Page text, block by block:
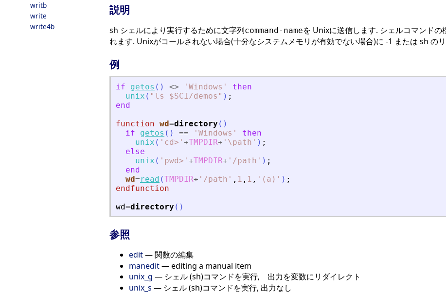
writb
write
write4b
説明
sh シェルにより実行するために文字列command-nameを Unixに送信します. シェルコマンド
れます. Unixがコールされない場合(十分なシステムメモリが有効でない場合)に -1 または sh の
例
if getos ( ) <> ' Windows '
then
unix ( " ls $SCI/demos " ) ;
end
function wd=directory ( )
if
getos ( ) == ' Windows '
then
unix ( ' cd> ' +TMPDIR+ ' \path ' ) ;
else
unix ( ' pwd> ' +TMPDIR+ ' /path ' ) ;
end
wd=read (TMPDIR+ ' /path ' , 1 , 1 , ' (a) ' ) ;
endfunction
wd=directory ( )
参照
edit— 関数の編集
manedit— editing a manual item
unix_g — シェル (sh)コマンドを実行, 出力を変数にリダイレクト
unix_s — シェル (sh)コマンドを実行, 出力なし